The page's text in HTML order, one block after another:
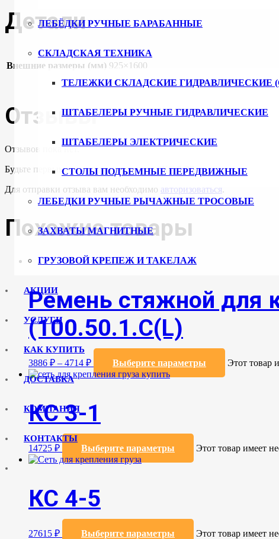
ЛЕБЁДКИ РУЧНЫЕ БАРАБАННЫЕ
СКЛАДСКАЯ ТЕХНИКА
ТЕЛЕЖКИ СКЛАДСКИЕ ГИДРАВЛИЧЕСКИЕ
ШТАБЕЛЕРЫ РУЧНЫЕ ГИДРАВЛИЧЕСКИЕ
ШТАБЕЛЕРЫ ЭЛЕКТРИЧЕСКИЕ
СТОЛЫ ПОДЪЕМНЫЕ ПЕРЕДВИЖНЫЕ
ЛЕБЕДКИ РУЧНЫЕ РЫЧАЖНЫЕ ТРОСОВЫЕ
ЗАХВАТЫ МАГНИТНЫЕ
ГРУЗОВОЙ КРЕПЕЖ И ТАКЕЛАЖ
АКЦИИ
УСЛУГИ
КАК КУПИТЬ
ДОСТАВКА
КОМПАНИЯ
КОНТАКТЫ
Детали
Внешние размеры (мм) 925×1600
Отзывы
Отзывов пока нет.
Будьте первым, кто оставил отзыв на “КС 3-3”
Для отправки отзыва вам необходимо авторизоваться.
Похожие товары
Ремень стяжной для
(100.50.1.С(L)
3886 ₽ – 4714 ₽ Выберите параметры Этот товар
КС 3-1
14725 ₽ Выберите параметры Этот товар имеет
КС 4-5
27615 ₽ Выберите параметры Этот товар имеет